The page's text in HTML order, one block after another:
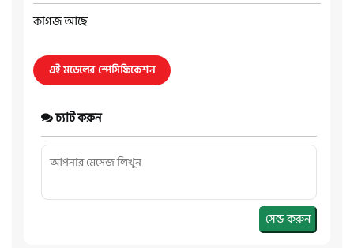
কাগজ আছে
এই মডেলের স্পেসিফিকেশন
চ্যাট করুন
সেন্ড করুন